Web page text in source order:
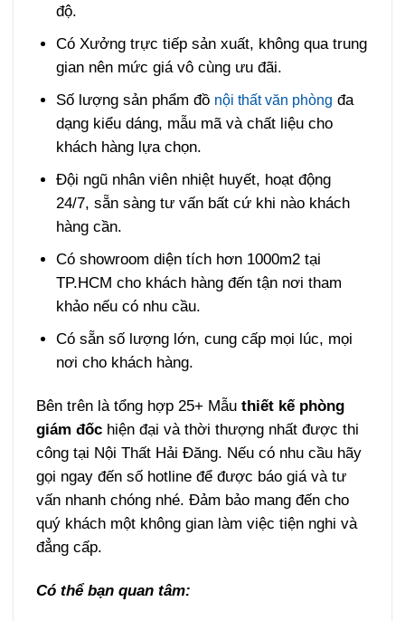
độ.
Có Xưởng trực tiếp sản xuất, không qua trung
gian nên mức giá vô cùng ưu đãi.
Số lượng sản phẩm đồ nội thất văn phòng đa
dạng kiểu dáng, mẫu mã và chất liệu cho
khách hàng lựa chọn.
Đội ngũ nhân viên nhiệt huyết, hoạt động
24/7, sẵn sàng tư vấn bất cứ khi nào khách
hàng cần.
Có showroom diện tích hơn 1000m2 tại
TP.HCM cho khách hàng đến tận nơi tham
khảo nếu có nhu cầu.
Có sẵn số lượng lớn, cung cấp mọi lúc, mọi
nơi cho khách hàng.
Bên trên là tổng hợp 25+ Mẫuthiết kế phòng
giám đốc hiện đại và thời thượng nhất được thi
công tại Nội Thất Hải Đăng. Nếu có nhu cầu hãy
gọi ngay đến số hotline để được báo giá và tư
vấn nhanh chóng nhé. Đảm bảo mang đến cho
quý khách một không gian làm việc tiện nghi và
đẳng cấp.
Có thể bạn quan tâm: